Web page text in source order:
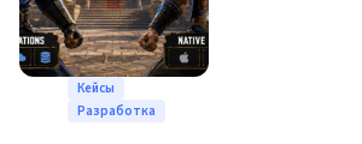
Кейсы
Разработка